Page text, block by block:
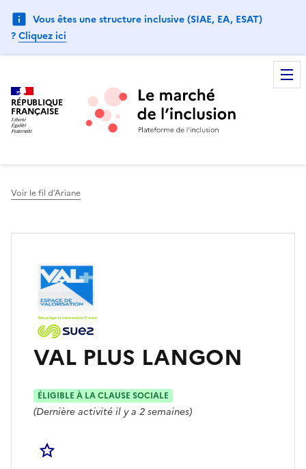
Vous êtes une structure inclusive (SIAE, EA, ESAT)
?Cliquez ici
RÉPUBLIQUE
FRANÇAISE
Voir le fil d’Ariane
VAL PLUS LANGON
ÉLIGIBLE À LA CLAUSE SOCIALE
(Dernière activité il y a 2 semaines)